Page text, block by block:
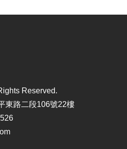
Reserved.
東路二段106號22樓